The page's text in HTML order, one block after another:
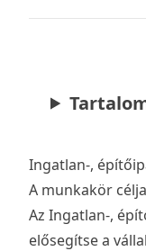
Ingatlan-,
A munkakör célja
Az Ingatlan-,
elősegítse a